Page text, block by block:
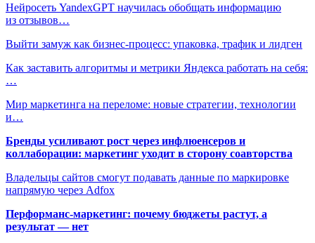
Нейросеть YandexGPT научилась обобщать информацию
из отзывов…
Выйти замуж как бизнес-процесс: упаковка, трафик и лидген
Как заставить алгоритмы и метрики Яндекса работать на себя:
…
Мир маркетинга на переломе: новые стратегии, технологии
и…
Бренды усиливают рост через инфлюенсеров и
коллаборации: маркетинг уходит в сторону соавторства
Владельцы сайтов смогут подавать данные по маркировке
напрямую через Adfox
Перформанс-маркетинг: почему бюджеты растут, а
результат — нет